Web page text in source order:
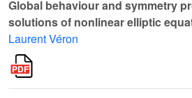
Global behaviour and symmetry
solutions of nonlinear elliptic
Laurent Véron